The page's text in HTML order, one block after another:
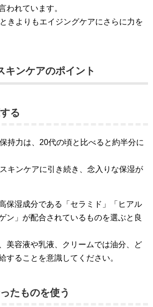
われています。
きよりもエイジングケアにさらに力を
ンケアのポイント
る
持力は、20代の頃と比べると約半分に
キンケアに引き続き、念入りな保湿が
保湿成分である「セラミド」「ヒアル
ン」が配合されているものを選ぶと良
美容液や乳液、クリームでは油分、ど
することを意識してください。
たものを使う